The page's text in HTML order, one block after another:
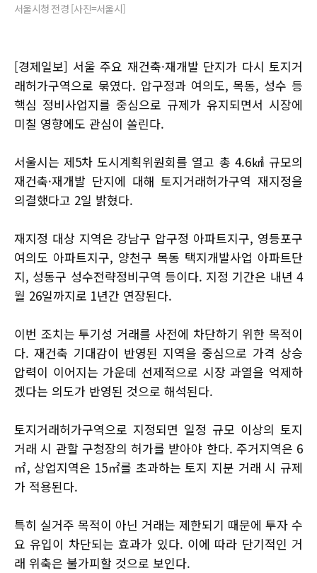
서울시청 전경 [사진=서울시]
[경제일보] 서울 주요 재건축·재개발 단지가 다시 토지거
래허가구역으로 묶였다. 압구정과 여의도, 목동, 성수 등
핵심 정비사업지를 중심으로 규제가 유지되면서 시장에
미칠 영향에도 관심이 쏠린다.
서울시는 제5차 도시계획위원회를 열고 총 4.6㎢ 규모의
재건축·재개발 단지에 대해 토지거래허가구역 재지정을
의결했다고 2일 밝혔다.
재지정 대상 지역은 강남구 압구정 아파트지구, 영등포구
여의도 아파트지구, 양천구 목동 택지개발사업 아파트단
지, 성동구 성수전략정비구역 등이다. 지정 기간은 내년 4
월 26일까지로 1년간 연장된다.
이번 조치는 투기성 거래를 사전에 차단하기 위한 목적이
다. 재건축 기대감이 반영된 지역을 중심으로 가격 상승
압력이 이어지는 가운데 선제적으로 시장 과열을 억제하
겠다는 의도가 반영된 것으로 해석된다.
토지거래허가구역으로 지정되면 일정 규모 이상의 토지
거래 시 관할 구청장의 허가를 받아야 한다. 주거지역은 6
㎡, 상업지역은 15㎡를 초과하는 토지 지분 거래 시 규제
가 적용된다.
특히 실거주 목적이 아닌 거래는 제한되기 때문에 투자 수
요 유입이 차단되는 효과가 있다. 이에 따라 단기적인 거
래 위축은 불가피할 것으로 보인다.